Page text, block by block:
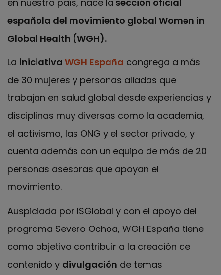
en nuestro país, nace la sección oficial
española del movimiento global Women in
Global Health (WGH).
La iniciativa WGH España congrega a más
de 30 mujeres y personas aliadas que
trabajan en salud global desde experiencias y
disciplinas muy diversas como la academia,
el activismo, las ONG y el sector privado, y
cuenta además con un equipo de más de 20
personas asesoras que apoyan el
movimiento.
Auspiciada por ISGlobal y con el apoyo del
programa Severo Ochoa, WGH España tiene
como objetivo contribuir a la creación de
contenido y divulgación de temas